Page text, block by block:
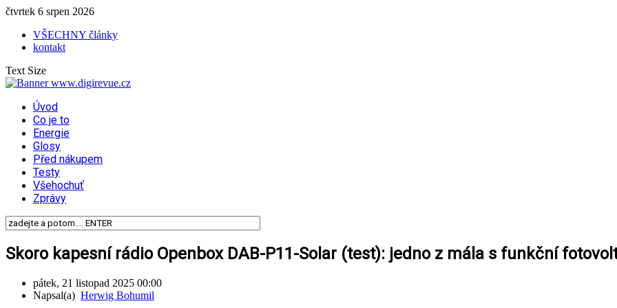
čtvrtek 6 srpen 2026
VŠECHNY články
kontakt
Text Size
Úvod
Co je to
Energie
Glosy
Před nákupem
Testy
Všehochuť
Zprávy
Skoro kapesní rádio Openbox DAB-P11-Solar (test): jedno z mála s funkční
pátek, 21 listopad 2025 00:00
Napsal(a) Herwig Bohumil